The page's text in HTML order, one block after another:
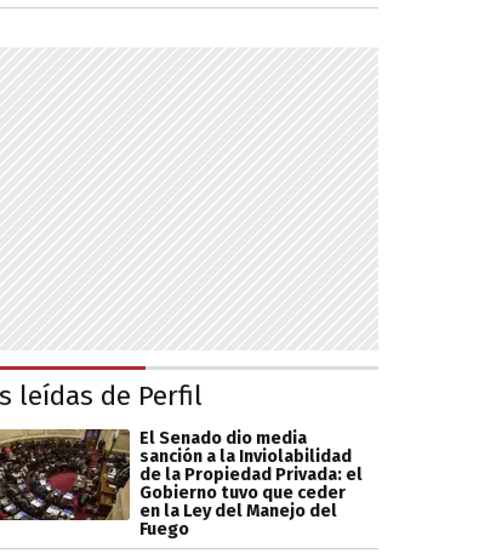
leídas de Perfil
El Senado dio media
sanción a la Inviolabilidad
de la Propiedad Privada: el
Gobierno tuvo que ceder
en la Ley del Manejo del
Fuego